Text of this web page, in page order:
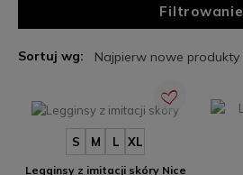
Filtrowanie
Sortuj wg: Najpierw nowe produkty
S M L XL
Legginsy z imitacji skóry Nice